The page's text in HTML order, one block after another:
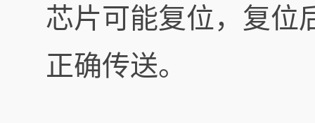
芯片可能复位，复位
正确传送。